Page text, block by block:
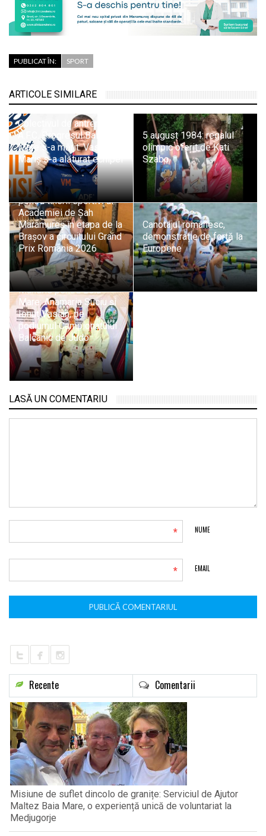
PUBLICAT ÎN: SPORT
ARTICOLE SIMILARE
Colectivul de antrenori al
A.F.C. Progresul Baia
Mare s-a mărit: Vasile
Mariș s-a alăturat echipei
5 august 1984: regalul
olimpic oferit de Kati
Szabo
Evoluții promițătoare
pentru tinerii sportivi ai
Academiei de Șah
Maramureș în etapa de la
Brașov a circuitului Grand
Prix România 2026
Canotajul românesc,
demonstrație de forță la
Europene
Mândrie pentru Baia
Mare: Anamaria Suciu și
Ionuț Vasian, pe
podiumul Campionatului
Balcanic de Judo
LASĂ UN COMENTARIU
NUME
*
EMAIL
*
Recente Comentarii
Misiune de suflet dincolo de granițe: Serviciul de Ajutor
Maltez Baia Mare, o experiență unică de voluntariat la
Medjugorje